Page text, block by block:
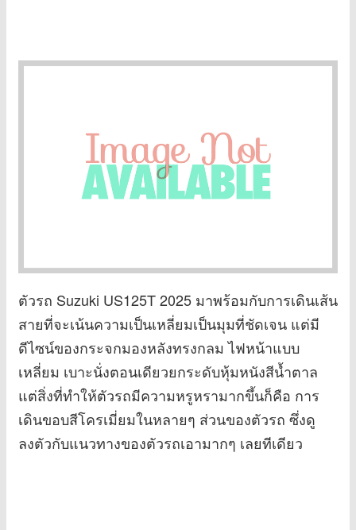
ตัวรถ Suzuki US125T 2025 มาพร้อมกับการเดินเส้น
สายที่จะเน้นความเป็นเหลี่ยมเป็นมุมที่ชัดเจน แต่มี
ดีไซน์ของกระจกมองหลังทรงกลม ไฟหน้าแบบ
เหลี่ยม เบาะนั่งตอนเดียวยกระดับหุ้มหนังสีน้ำตาล
แต่สิ่งที่ทำให้ตัวรถมีความหรูหรามากขึ้นก็คือ การ
เดินขอบสีโครเมี่ยมในหลายๆ ส่วนของตัวรถ ซึ่งดู
ลงตัวกับแนวทางของตัวรถเอามากๆ เลยทีเดียว